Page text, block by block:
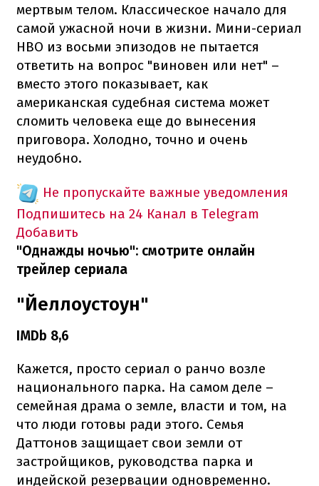
мертвым телом. Классическое начало для
самой ужасной ночи в жизни. Мини-сериал
HBO из восьми эпизодов не пытается
ответить на вопрос "виновен или нет" –
вместо этого показывает, как
американская судебная система может
сломить человека еще до вынесения
приговора. Холодно, точно и очень
неудобно.
Не пропускайте важные уведомления
Подпишитесь на 24 Канал в Telegram
Добавить
"Однажды ночью": смотрите онлайн
трейлер сериала
"Йеллоустоун"
IMDb 8,6
Кажется, просто сериал о ранчо возле
национального парка. На самом деле –
семейная драма о земле, власти и том, на
что люди готовы ради этого. Семья
Даттонов защищает свои земли от
застройщиков, руководства парка и
индейской резервации одновременно.